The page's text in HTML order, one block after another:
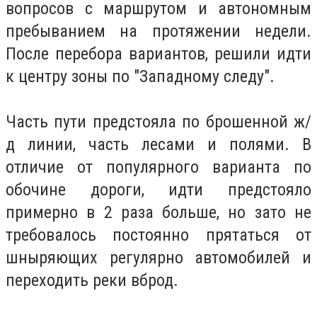
вопросов с маршрутом и автономным
пребыванием на протяжении недели.
После перебора вариантов, решили идти
к центру зоны по "Западному следу".
Часть пути предстояла по брошенной ж/
д линии, часть лесами и полями. В
отличие от популярного варианта по
обочине дороги, идти предстояло
примерно в 2 раза больше, но зато не
требовалось постоянно прятаться от
шныряющих регулярно автомобилей и
переходить реки вброд.